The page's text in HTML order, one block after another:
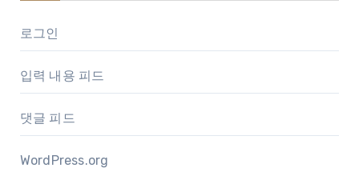
로그인
입력 내용 피드
댓글 피드
WordPress.org